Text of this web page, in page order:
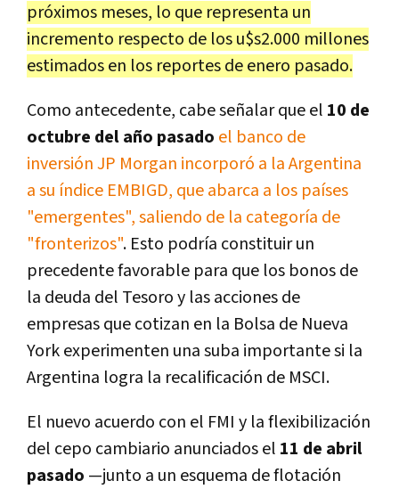
próximos meses, lo que representa un
incremento respecto de los u$s2.000 millones
estimados en los reportes de enero pasado.
Como antecedente, cabe señalar que el 10 de
octubre del año pasado el banco de
inversión JP Morgan incorporó a la Argentina
a su índice EMBIGD, que abarca a los países
"emergentes", saliendo de la categoría de
"fronterizos". Esto podría constituir un
precedente favorable para que los bonos de
la deuda del Tesoro y las acciones de
empresas que cotizan en la Bolsa de Nueva
York experimenten una suba importante si la
Argentina logra la recalificación de MSCI.
El nuevo acuerdo con el FMI y la flexibilización
del cepo cambiario anunciados el 11 de abril
pasado —junto a un esquema de flotación